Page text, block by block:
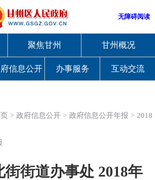
无障碍阅读
聚焦甘州 甘州概况
信息公开 办事服务 互动交流
>政府信息公开 >政府信息公开年报 > 2018
街街道办事处 2018年